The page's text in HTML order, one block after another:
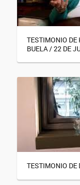
TESTIMONIO DE
BUELA / 22 DE
TESTIMONIO DE